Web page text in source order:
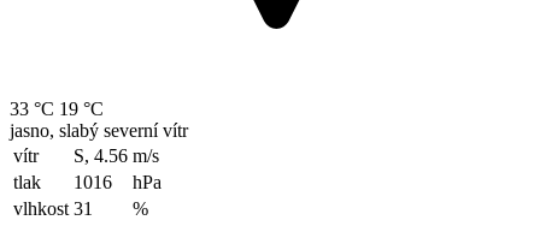
33 °C 19 °C
jasno, slabý severní vítr
vítr
S, 4.56 m/s
tlak
1016
hPa
vlhkost 31 %